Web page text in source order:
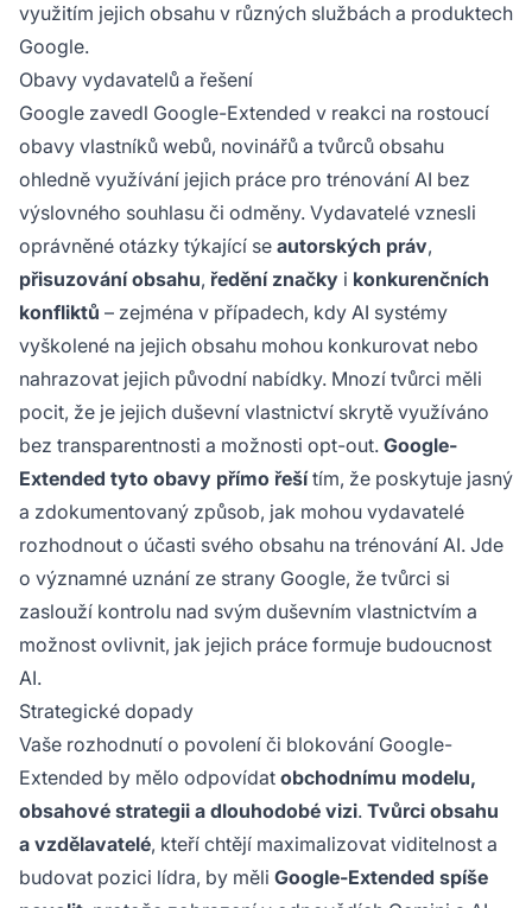
využitím jejich obsahu v různých službách a produktech
Google.
Obavy vydavatelů a řešení
Google zavedl Google-Extended v reakci na rostoucí
obavy vlastníků webů, novinářů a tvůrců obsahu
ohledně využívání jejich práce pro trénování AI bez
výslovného souhlasu či odměny. Vydavatelé vznesli
oprávněné otázky týkající se autorských práv,
přisuzování obsahu, ředění značky i konkurenčních
konfliktů – zejména v případech, kdy AI systémy
vyškolené na jejich obsahu mohou konkurovat nebo
nahrazovat jejich původní nabídky. Mnozí tvůrci měli
pocit, že je jejich duševní vlastnictví skrytě využíváno
bez transparentnosti a možnosti opt-out. Google-
Extended tyto obavy přímo řešítím, že poskytuje jasný
a zdokumentovaný způsob, jak mohou vydavatelé
rozhodnout o účasti svého obsahu na trénování AI. Jde
o významné uznání ze strany Google, že tvůrci si
zaslouží kontrolu nad svým duševním vlastnictvím a
možnost ovlivnit, jak jejich práce formuje budoucnost
AI.
Strategické dopady
Vaše rozhodnutí o povolení či blokování Google-
Extended by mělo odpovídat obchodnímu modelu,
obsahové strategii a dlouhodobé vizi. Tvůrci obsahu
a vzdělavatelé, kteří chtějí maximalizovat viditelnost a
budovat pozici lídra, by měli Google-Extended spíše